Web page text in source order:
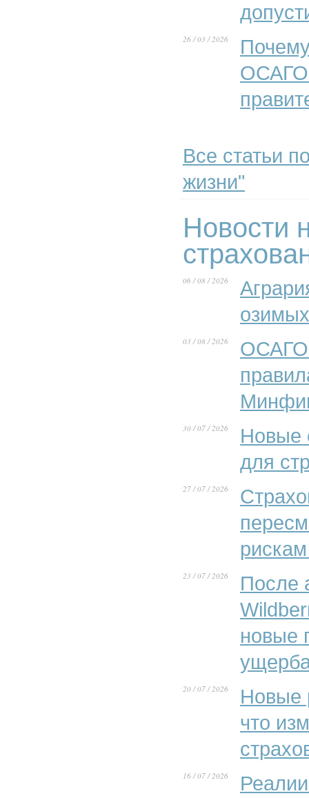
26 / 03 / 2026
Все статьи
жизни"
Новости
06 / 08 / 2026
03 / 08 / 2026
ОСАГО
30 / 07 / 2026
Новые
для
27 / 07 / 2026
23 / 07 / 2026
После
новые
20 / 07 / 2026
Новые
что
16 / 07 / 2026